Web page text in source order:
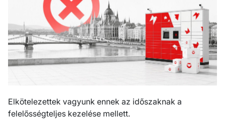
Jelentkezz online a regisztrációs felületünkön és kezdődhet
a csomagküldés
REGISZTRÁCIÓ
Utolsó hír
SEE ALL ARTICLES
Elkötelezettek vagyunk ennek az időszaknak a
felelősségteljes kezelése mellett.